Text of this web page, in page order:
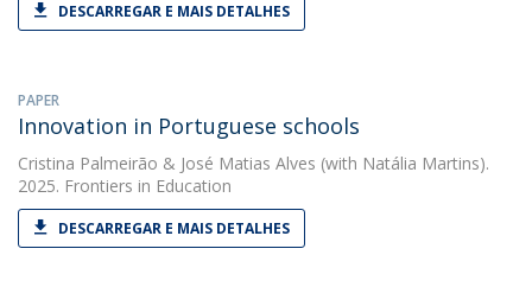
DESCARREGAR E MAIS DETALHES
PAPER
Innovation in Portuguese schools
Cristina Palmeirão & José Matias Alves (with Natália Martins).
2025. Frontiers in Education
DESCARREGAR E MAIS DETALHES